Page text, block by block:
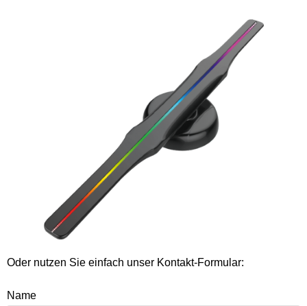
Oder nutzen Sie einfach unser Kontakt-Formular:
Name